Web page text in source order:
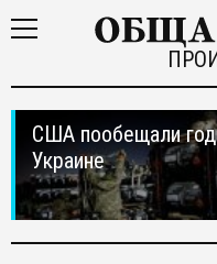
США пообещали
Украине